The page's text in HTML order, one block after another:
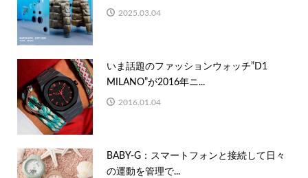
2025.03.04
いま話題のファッションウォッチ”D1
MILANO”が2016年ニ...
2016.01.04
BABY-G：スマートフォンと接続して日々
の運動を管理で...